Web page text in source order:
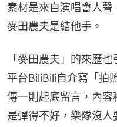
素材是來自演唱會人
麥田農夫是結他手。
「麥田農夫」的來歷
平台BiliBili自介寫「拍
傳一則起底留言，內容
是彈得不好，樂隊沒